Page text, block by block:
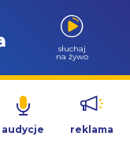
słuchaj
na żywo
audycje reklama